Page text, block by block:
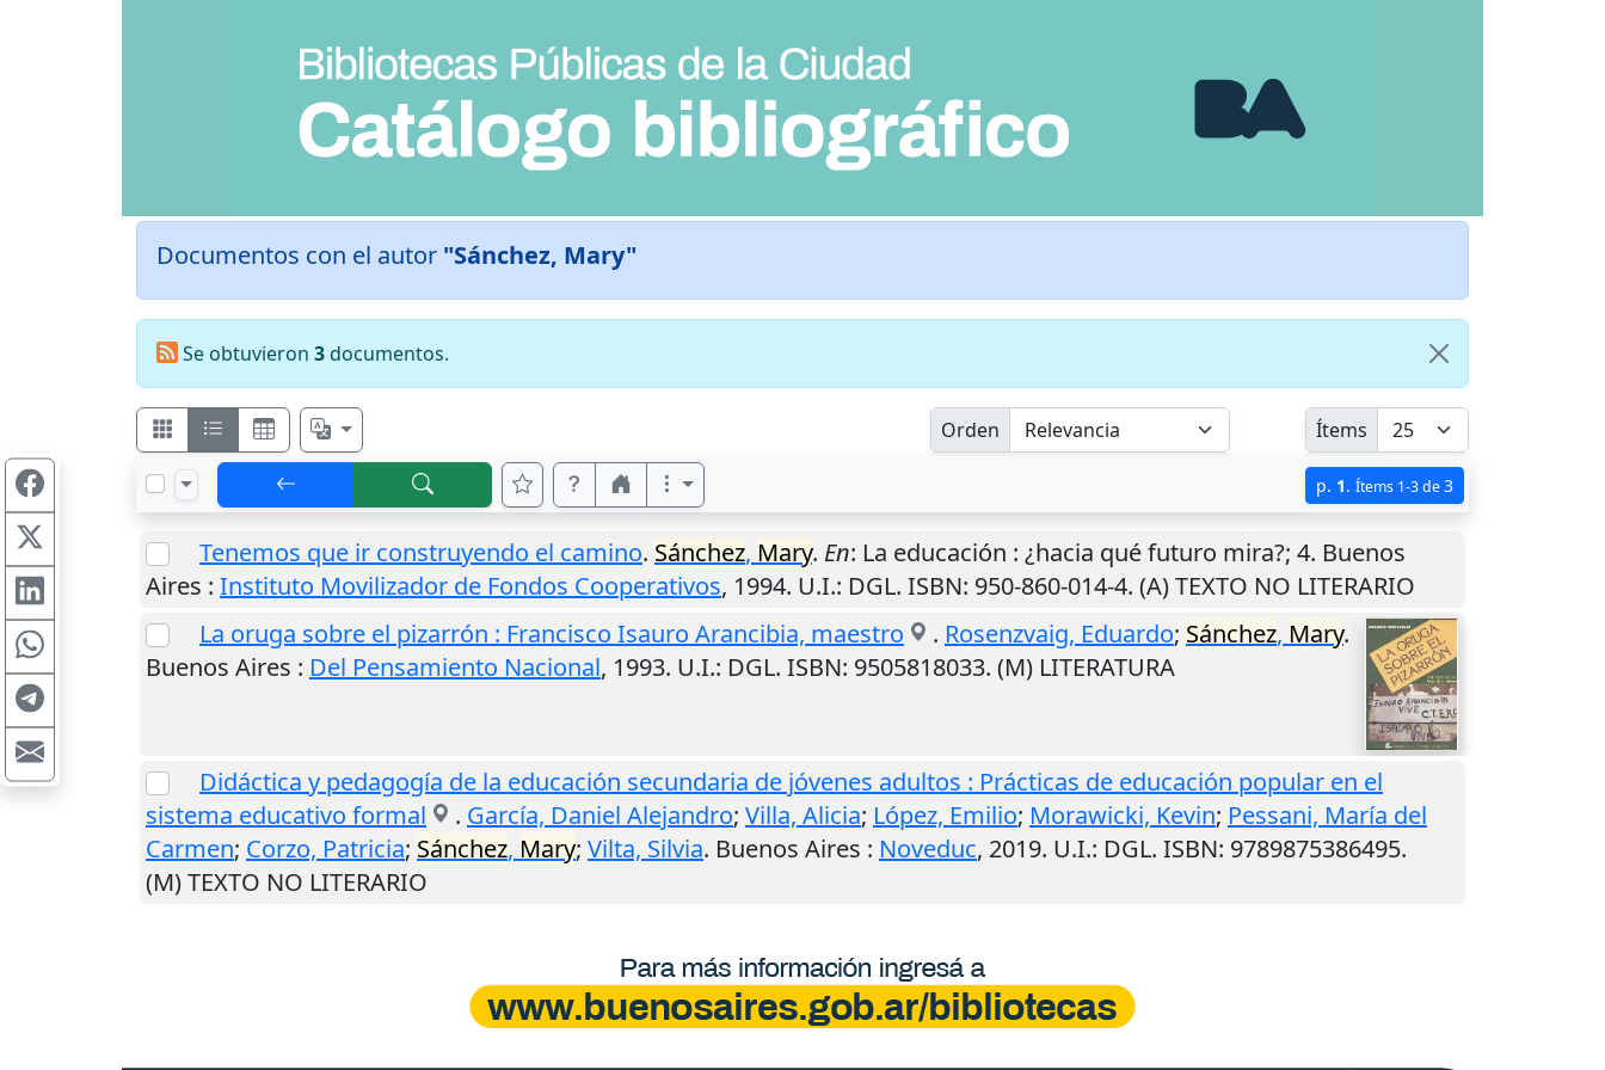
Documentos con el autor "Sánchez, Mary"
Se obtuvieron 3documentos.
Orden Ítems
p. 1. Ítems 1-3 de3
Tenemos que ir construyendo el camino. Sánchez, Mary. En: La educación : ¿hacia qué futuro mira?; 4. Buenos
Aires : Instituto Movilizador de Fondos Cooperativos, 1994. U.I.: DGL. ISBN: 950-860-014-4. (A) TEXTO NO LITERARIO
La oruga sobre el pizarrón : Francisco Isauro Arancibia, maestro
. Rosenzvaig, Eduardo; Sánchez, Mary.
Buenos Aires : Del Pensamiento Nacional, 1993. U.I.: DGL. ISBN: 9505818033. (M) LITERATURA
Didáctica y pedagogía de la educación secundaria de jóvenes adultos : Prácticas de educación popular en el
sistema educativo formal
. García, Daniel Alejandro; Villa, Alicia; López, Emilio; Morawicki, Kevin; Pessani, María del
Carmen; Corzo, Patricia; Sánchez, Mary; Vilta, Silvia. Buenos Aires : Noveduc, 2019. U.I.: DGL. ISBN: 9789875386495.
(M) TEXTO NO LITERARIO